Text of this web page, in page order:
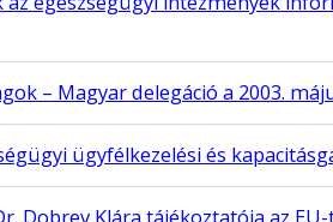
– Magyar delegáció a 2003.
ügyfélkezelési és